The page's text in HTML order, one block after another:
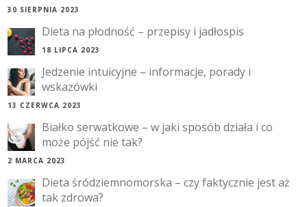
30 SIERPNIA 2023
Dieta na płodność – przepisy i jadłospis
18 LIPCA 2023
Jedzenie intuicyjne – informacje, porady i
wskazówki
13 CZERWCA 2023
Białko serwatkowe – w jaki sposób działa i co
może pójść nie tak?
2 MARCA 2023
Dieta śródziemnomorska – czy faktycznie jest aż
tak zdrowa?